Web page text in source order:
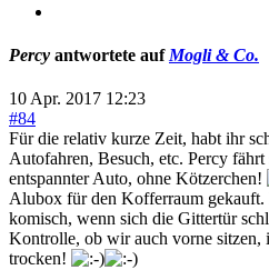
Percy antwortete auf Mogli & Co.
10 Apr. 2017 12:23
#84
Für die relativ kurze Zeit, habt ihr
Autofahren, Besuch, etc. Percy fährt
entspannter Auto, ohne Kötzerchen!
Alubox für den Kofferraum
komisch, wenn sich die Gittertür
Kontrolle, ob wir auch vorne sitzen,
trocken!